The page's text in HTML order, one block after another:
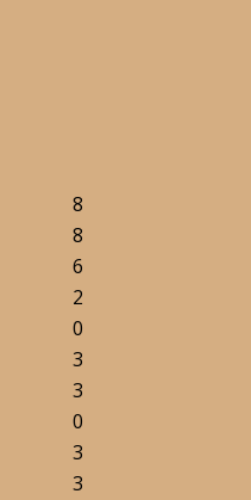
8
8
6
2
0
3
3
0
3
3